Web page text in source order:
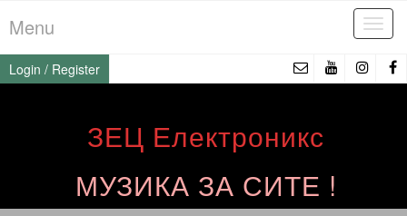
to
the
content
Menu
Login / Register
ЗЕЦ Електроникс
МУЗИКА ЗА СИТЕ !